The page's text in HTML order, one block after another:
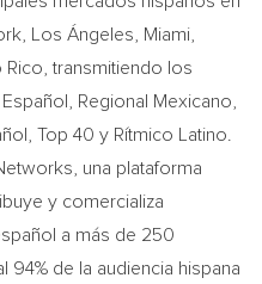
, Los Ángeles, Miami
Rico , transmitiendo los
Regional Mexicano,
Top 40 y Rítmico Latino.
una plataforma
y comercializa
a más de 250
94% de la audiencia hispana